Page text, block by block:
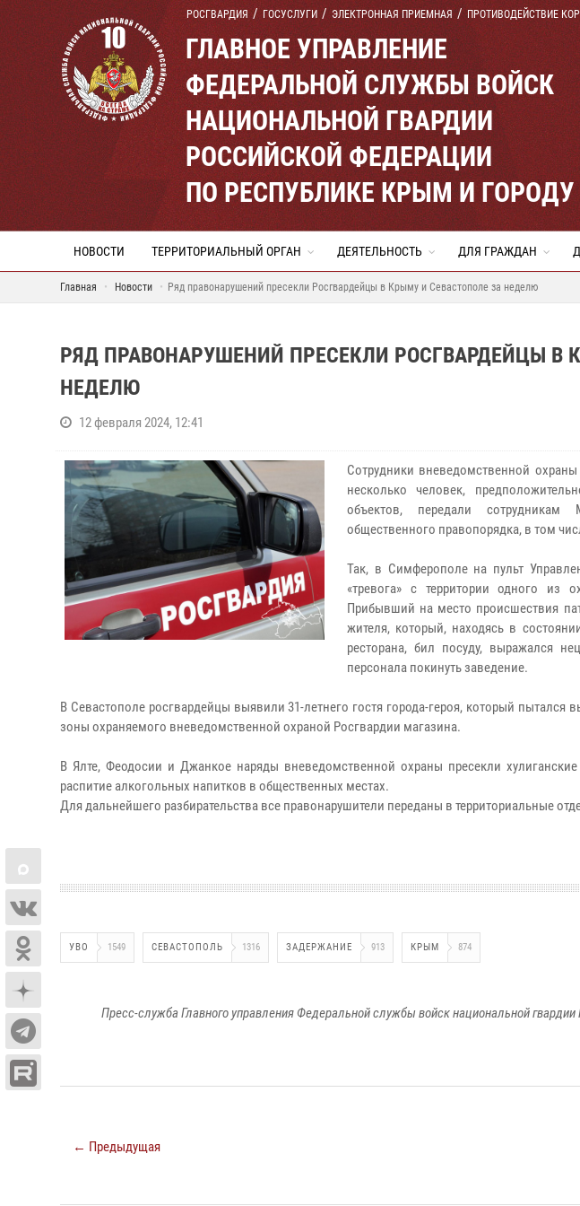
РОСГВАРДИЯ ГОСУСЛУГИ ЭЛЕКТРОННАЯ ПРИЕМНАЯ ПРОТИВОДЕЙСТВИЕ
ГЛАВНОЕ УПРАВЛЕНИЕ
ФЕДЕРАЛЬНОЙ СЛУЖБЫ ВОЙСК
НАЦИОНАЛЬНОЙ ГВАРДИИ
РОССИЙСКОЙ ФЕДЕРАЦИИ
ПО РЕСПУБЛИКЕ КРЫМ И
НОВОСТИ ТЕРРИТОРИАЛЬНЫЙ ОРГАН ДЕЯТЕЛЬНОСТЬ ДЛЯ ГРАЖДАН
Главная Новости Ряд правонарушений пресекли Росгвардейцы в Крыму и Севастополе за неделю
РЯД ПРАВОНАРУШЕНИЙ ПРЕСЕКЛИ РОСГВАРДЕЙЦЫ В
НЕДЕЛЮ
12 февраля 2024, 12:41
Сотрудники вневедомственной
несколько человек,
объектов, передали
общественного правопорядка, в том
Так, в Симферополе на пульт
«тревога» с территории одного из
Прибывший на место происшествия
жителя, который, находясь в
ресторана, бил посуду, выражался
персонала покинуть заведение.
В Севастополе росгвардейцы выявили 31-летнего гостя города-героя, который пытался
зоны охраняемого вневедомственной охраной Росгвардии магазина.
В Ялте, Феодосии и Джанкое наряды вневедомственной охраны пресекли
распитие алкогольных напитков в общественных местах.
Для дальнейшего разбирательства все правонарушители переданы в территориальные
УВО 1549 СЕВАСТОПОЛЬ 1316 ЗАДЕРЖАНИЕ 913 КРЫМ 874
Пресс-служба Главного управления Федеральной службы войск национальной
← Предыдущая